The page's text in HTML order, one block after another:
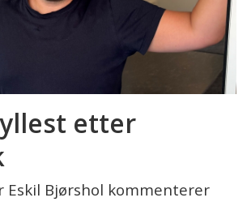
etter
Eskil Bjørshol kommenterer